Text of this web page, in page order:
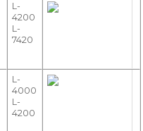
L-
4200
L-
7420
L-
4000
L-
4200